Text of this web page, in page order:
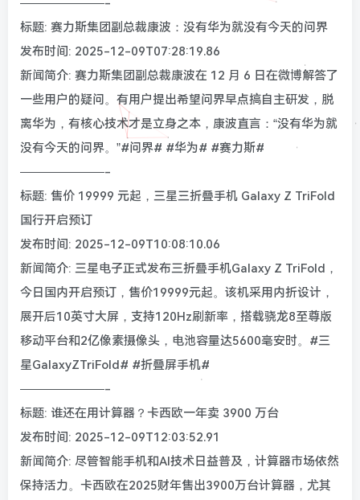
标题: 赛力斯集团副总裁康波：没有华为就没有今天的问界
发布时间: 2025-12-09T07:28:19.86
新闻简介: 赛力斯集团副总裁康波在 12 月 6 日在微博解答了
一些用户的疑问。有用户提出希望问界早点搞自主研发，脱
离华为，有核心技术才是立身之本，康波直言：“没有华为就
没有今天的问界。”#问界# #华为# #赛力斯#
———————-
标题: 售价 19999 元起，三星三折叠手机 Galaxy Z TriFold
国行开启预订
发布时间: 2025-12-09T10:08:10.06
新闻简介: 三星电子正式发布三折叠手机Galaxy Z TriFold，
今日国内开启预订，售价19999元起。该机采用内折设计，
展开后10英寸大屏，支持120Hz刷新率，搭载骁龙8至尊版
移动平台和2亿像素摄像头，电池容量达5600毫安时。#三
星GalaxyZTriFold# #折叠屏手机#
———————-
标题: 谁还在用计算器？卡西欧一年卖 3900 万台
发布时间: 2025-12-09T12:03:52.91
新闻简介: 尽管智能手机和AI技术日益普及，计算器市场依然
保持活力。卡西欧在2025财年售出3900万台计算器，尤其